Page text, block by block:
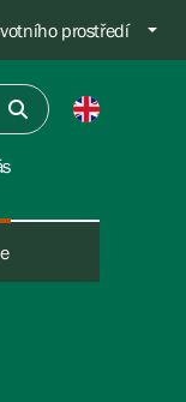
prostředí